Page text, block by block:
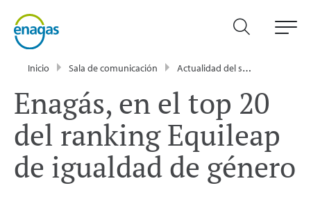
Inicio Sala de comunicación Actualidad del sector energético - Enagás
Enagás, en el top 20
del ranking Equileap
de igualdad de género